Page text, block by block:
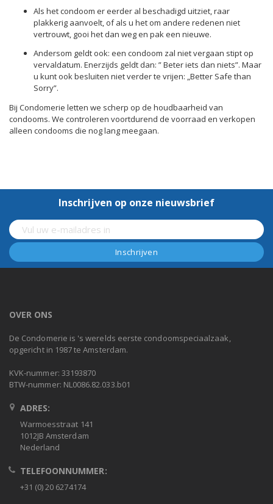
Als het condoom er eerder al beschadigd uitziet, raar
plakkerig aanvoelt, of als u het om andere redenen niet
vertrouwt, gooi het dan weg en pak een nieuwe.
Andersom geldt ook: een condoom zal niet vergaan stipt op
vervaldatum. Enerzijds geldt dan: ” Beter iets dan niets”. Maar
u kunt ook besluiten niet verder te vrijen: „Better Safe than
Sorry”.
Bij Condomerie letten we scherp op de houdbaarheid van
condooms. We controleren voortdurend de voorraad en verkopen
alleen condooms die nog lang meegaan.
Inschrijven op onze nieuwsbrief
OVER ONS
De Condomerie is 's werelds eerste condoomspeciaalzaak,
opgericht in 1987 te Amsterdam.
KVK-nummer: 33193870
BTW-nummer: NL0086.82.033.b01
ADRES:
Warmoesstraat 141
1012JB Amsterdam
Nederland
TELEFOONNUMMER:
+31 (0) 20 6274174